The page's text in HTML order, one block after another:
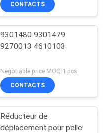
CONTACTS
9301480 9301479
9270013 4610103
Negotiable price MOQ:1 pcs
CONTACTS
Réducteur de
déplacement pour pelle